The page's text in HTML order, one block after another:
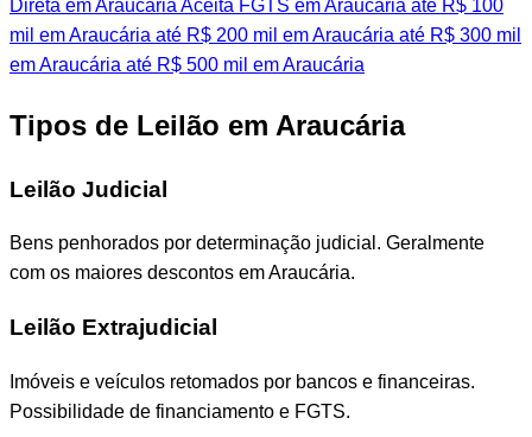
Direta em Araucária Aceita FGTS em Araucária até R$ 100
mil em Araucária até R$ 200 mil em Araucária até R$ 300 mil
em Araucária até R$ 500 mil em Araucária
Tipos de Leilão em Araucária
Leilão Judicial
Bens penhorados por determinação judicial. Geralmente
com os maiores descontos em Araucária.
Leilão Extrajudicial
Imóveis e veículos retomados por bancos e financeiras.
Possibilidade de financiamento e FGTS.